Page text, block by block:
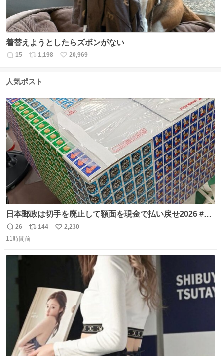
着替えようとしたらズボンがない
返
数
15
リ
ス
数
1,198
い
20,969
人気ポスト
日本郵政は切手を廃止して額面を現金で払い戻せ2026 #日
本郵政 @JapanPostHD_PR
返
信
26
リ
ポ
144
い
2,230
11時間前